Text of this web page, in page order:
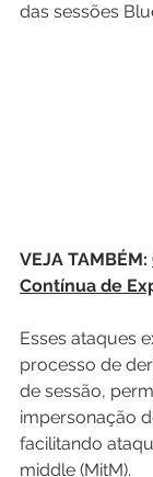
das sessões
VEJA TAMBÉM:
Contínua de
Esses ataques
processo de
de sessão,
impersonação
facilitando
middle (MitM).